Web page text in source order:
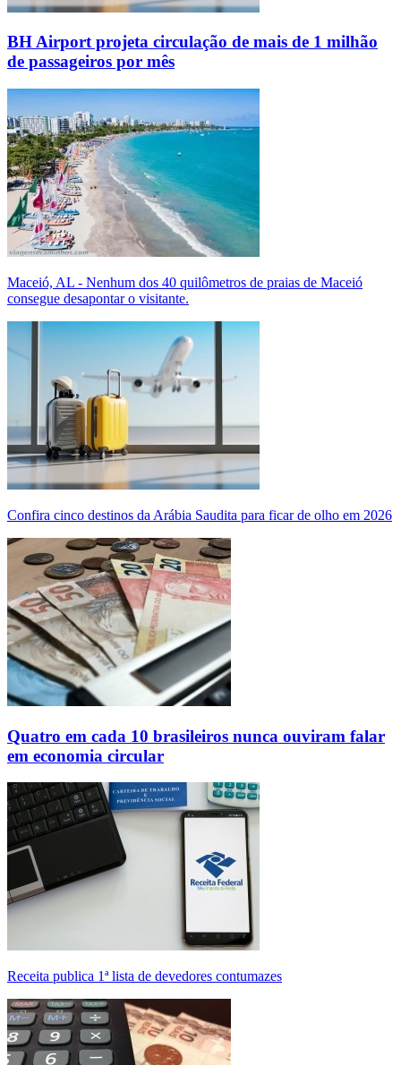
BH Airport projeta circulação de mais de 1 milhão
de passageiros por mês
Maceió, AL - Nenhum dos 40 quilômetros de praias de Maceió
consegue desapontar o visitante.
Confira cinco destinos da Arábia Saudita para ficar de olho em 2026
Quatro em cada 10 brasileiros nunca ouviram falar
em economia circular
Receita publica 1ª lista de devedores contumazes